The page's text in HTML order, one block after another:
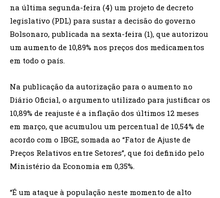
na última segunda-feira (4) um projeto de decreto
legislativo (PDL) para sustar a decisão do governo
Bolsonaro, publicada na sexta-feira (1), que autorizou
um aumento de 10,89% nos preços dos medicamentos
em todo o país.
Na publicação da autorização para o aumento no
Diário Oficial, o argumento utilizado para justificar os
10,89% de reajuste é a inflação dos últimos 12 meses
em março, que acumulou um percentual de 10,54% de
acordo com o IBGE, somada ao “Fator de Ajuste de
Preços Relativos entre Setores”, que foi definido pelo
Ministério da Economia em 0,35%.
“É um ataque à população neste momento de alto